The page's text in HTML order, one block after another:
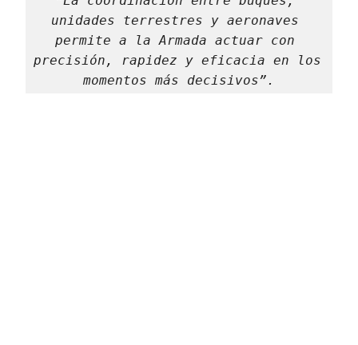
unidades terrestres y aeronaves
permite a la Armada actuar con
precisión, rapidez y eficacia en los
momentos más decisivos”.